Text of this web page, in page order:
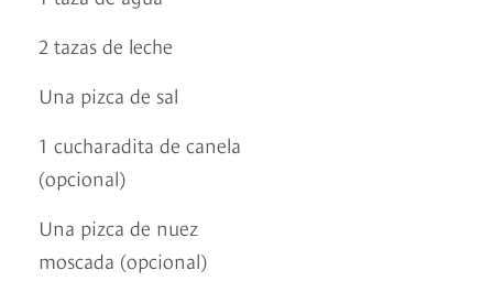
2 tazas de leche
Una pizca de sal
1 cucharadita de canela
(opcional)
Una pizca de nuez
moscada (opcional)